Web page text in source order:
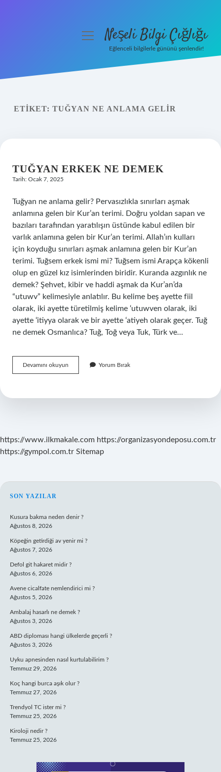
Yasal Uyarı
menüyüNeşeli Bilgi Çığlığı
Eğlenceli bilgilerle gününü şenlendir!
ETIKET: TUĞYAN NE ANLAMA GELIR
TUĞYAN ERKEK NE DEMEK
Tarih: Ocak 7, 2025
Tuğyan ne anlama gelir? Pervasızlıkla sınırları aşmak
anlamına gelen bir Kur’an terimi. Doğru yoldan sapan ve
bazıları tarafından yaratılışın üstünde kabul edilen bir
varlık anlamına gelen bir Kur’an terimi. Allah’ın kulları
için koyduğu sınırları aşmak anlamına gelen bir Kur’an
terimi. Tuğsem erkek ismi mi? Tuğsem ismi Arapça kökenli
olup en güzel kız isimlerinden biridir. Kuranda azgınlık ne
demek? Şehvet, kibir ve haddi aşmak da Kur’an’da
“utuwv” kelimesiyle anlatılır. Bu kelime beş ayette fiil
olarak, iki ayette türetilmiş kelime ‘utuwven olarak, iki
ayette ‘itiyya olarak ve bir ayette ‘atiyeh olarak geçer. Tuğ
ne demek Osmanlıca? Tuğ, Toğ veya Tuk, Türk ve…
Devamını okuyun
Erkek
Yorum Bırak
https://www.ilkmakale.com https://organizasyondeposu.com.tr
https://gympol.com.tr Sitemap
SIDEBAR
SON YAZILAR
Kusura bakma neden denir ?
Ağustos 8, 2026
Köpeğin getirdiği av yenir mi ?
Ağustos 7, 2026
Defol git hakaret midir ?
Ağustos 6, 2026
Avene cicalfate nemlendirici mi ?
Ağustos 5, 2026
Ambalaj hasarlı ne demek ?
Ağustos 3, 2026
ABD diploması hangi ülkelerde geçerli ?
Ağustos 3, 2026
Uyku apnesinden nasıl kurtulabilirim ?
Temmuz 29, 2026
Koç hangi burca aşık olur ?
Temmuz 27, 2026
Trendyol TC ister mi ?
Temmuz 25, 2026
Kiroloji nedir ?
Temmuz 25, 2026